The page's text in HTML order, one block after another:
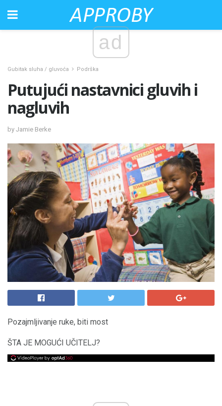
ad
Gubitak sluha / gluvoća Podrška
Putujući nastavnici gluvih i
nagluvih
by Jamie Berke
Pozajmljivanje ruke, biti most
ŠTA JE MOGUĆI UČITELJ?